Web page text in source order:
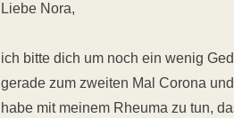
Liebe Nora,
ich bitte dich um noch ein wenig
gerade zum zweiten Mal Corona
habe mit meinem Rheuma zu tun,